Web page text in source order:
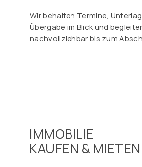
Wir behalten Termine,
Übergabe im Blick und
nachvollziehbar bis zum
IMMOBILIE
KAUFEN & MIETEN